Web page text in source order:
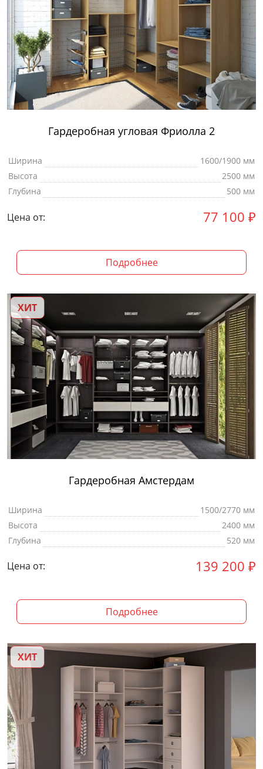
Гардеробная угловая Фриолла 2
Ширина
1600/1900 мм
Высота
2500 мм
Глубина
500 мм
Цена от: 77 100 ₽
Подробнее
ХИТ
Гардеробная Амстердам
Ширина
1500/2770 мм
Высота
2400 мм
Глубина
520 мм
Цена от: 139 200 ₽
Подробнее
ХИТ